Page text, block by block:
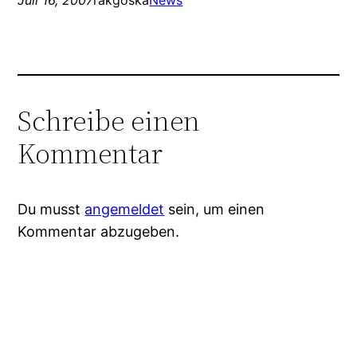
Schreibe einen
Kommentar
Du musst angemeldet sein, um einen
Kommentar abzugeben.